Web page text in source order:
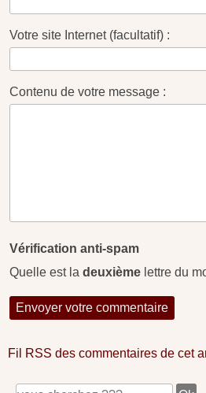
Votre site Internet (facultatif) :
Contenu de votre message :
Vérification anti-spam
Quelle est la deuxième lettre du
Fil RSS des commentaires de cet